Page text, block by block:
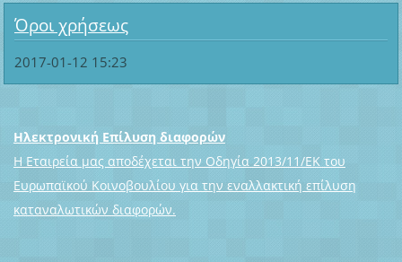
Όροι χρήσεως
2017-01-12 15:23
Ηλεκτρονική Επίλυση διαφορών
Η Εταιρεία μας αποδέχεται την Οδηγία 2013/11/ΕΚ του
Ευρωπαϊκού Κοινοβουλίου για την εναλλακτική επίλυση
καταναλωτικών διαφορών.